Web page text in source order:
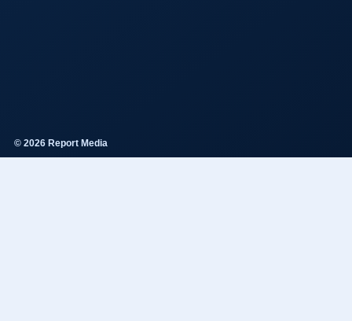
© 2026 Report Media